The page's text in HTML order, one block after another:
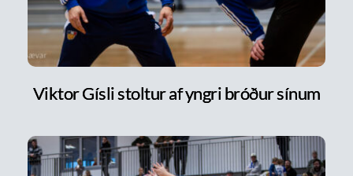
Viktor Gísli stoltur af yngri bróður sínum